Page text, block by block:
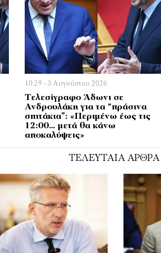
10:29 - 5 Αυγούστου 2026
Τελεσίγραφο Άδωνι σε
Ανδρουλάκη για τα “πράσινα
σπιτάκια”: «Περιμένω έως τις
12:00… μετά θα κάνω
αποκαλύψεις»
ΤΕΛΕΥΤΑΊΑ